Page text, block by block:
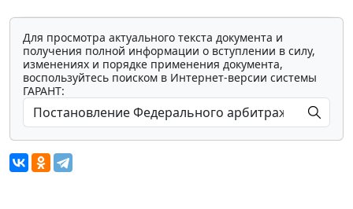
Для просмотра актуального текста документа и
получения полной информации о вступлении в силу,
изменениях и порядке применения документа,
воспользуйтесь поиском в Интернет-версии системы
ГАРАНТ: